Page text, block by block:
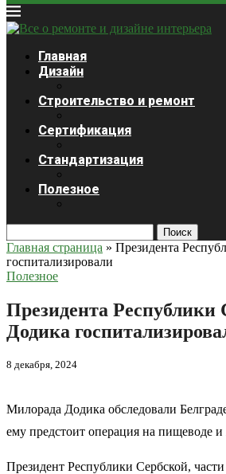
Главная
Дизайн
Строительство и ремонт
Сертификация
Стандартизация
Полезное
Поиск
Главная страница » Президента
госпитализировали
Полезное
Президента Республики
Додика
8 декабря, 2024
Милорада Додика обследовали
ему предстоит операция на пищеводе и
Президент Республики Сербской, части